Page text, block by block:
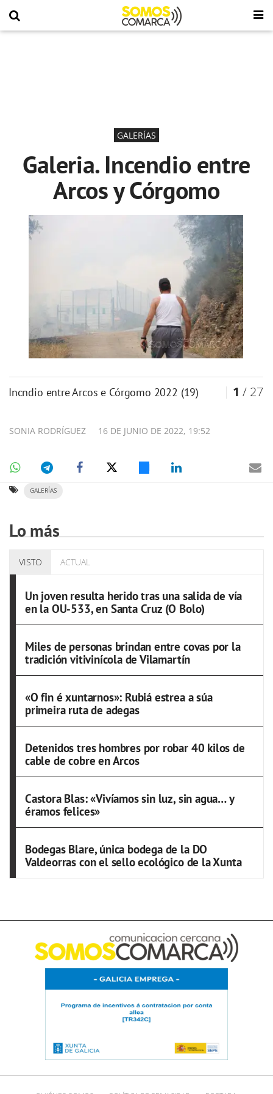
GALERÍAS
Galeria. Incendio entre
Arcos y Córgomo
Incndio entre Arcos e Córgomo 2022 (19) 1 / 27
16 DE JUNIO DE 2022, 19:52
SONIA RODRÍGUEZ
GALERÍAS
Lo más
VISTO ACTUAL
Un joven resulta herido tras una salida de vía
en la OU-533, en Santa Cruz (O Bolo)
Miles de personas brindan entre covas por la
tradición vitivinícola de Vilamartín
«O fin é xuntarnos»: Rubiá estrea a súa
primeira ruta de adegas
Detenidos tres hombres por robar 40 kilos de
cable de cobre en Arcos
Castora Blas: «Vivíamos sin luz, sin agua… y
éramos felices»
Bodegas Blare, única bodega de la DO
Valdeorras con el sello ecológico de la Xunta